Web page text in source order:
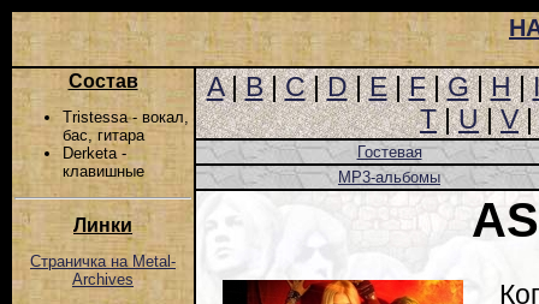
Состав
Tristessa - вокал,
бас, гитара
Derketa -
клавишные
Линки
Страничка на Metal-
Archives
A|B|C|D|E|F|G|H|I
T|U|V|
Гостевая
MP3-альбомы